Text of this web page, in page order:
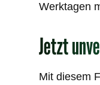
Werktagen
Jetzt
Mit diesem